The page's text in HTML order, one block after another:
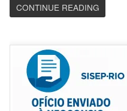
CONTINUE READING